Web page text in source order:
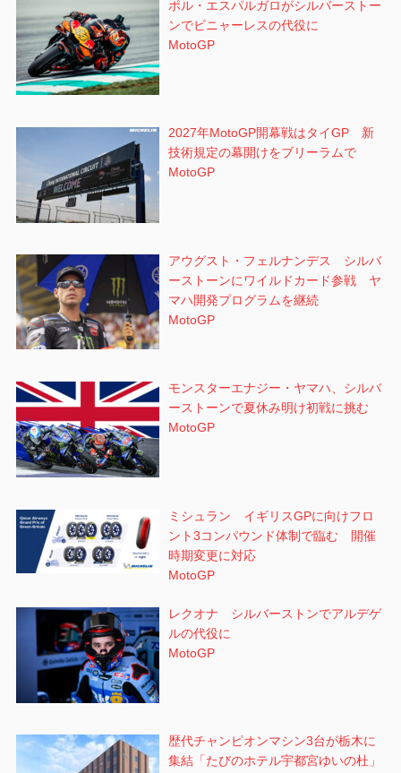
ポル・エスパルガロがシルバーストー
ンでビニャーレスの代役に
MotoGP
2027年MotoGP開幕戦はタイGP 新
技術規定の幕開けをブリーラムで
MotoGP
アウグスト・フェルナンデス シルバ
ーストーンにワイルドカード参戦 ヤ
マハ開発プログラムを継続
MotoGP
モンスターエナジー・ヤマハ、シルバ
ーストーンで夏休み明け初戦に挑む
MotoGP
ミシュラン イギリスGPに向けフロ
ント3コンパウンド体制で臨む 開催
時期変更に対応
MotoGP
レクオナ シルバーストンでアルデゲ
ルの代役に
MotoGP
歴代チャンピオンマシン3台が栃木に
集結「たびのホテル宇都宮ゆいの杜」